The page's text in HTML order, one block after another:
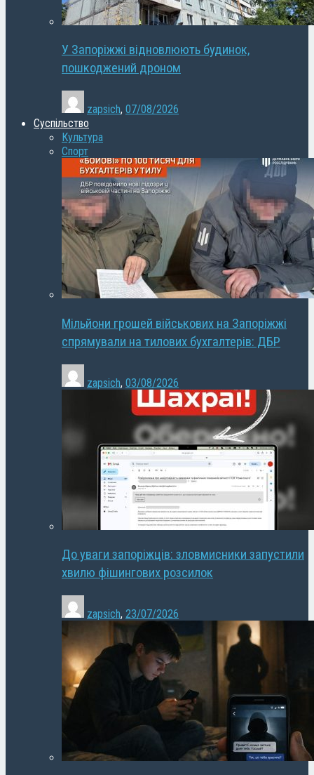
У Запоріжжі відновлюють будинок,
пошкоджений дроном
zapsich, 07/08/2026
Суспільство
Культура
Спорт
Мільйони грошей військових на Запоріжжі
спрямували на тилових бухгалтерів: ДБР
zapsich, 03/08/2026
До уваги запоріжців: зловмисники запустили
хвилю фішингових розсилок
zapsich, 23/07/2026